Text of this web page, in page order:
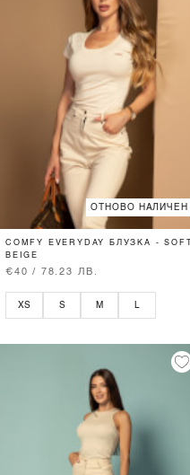
ОТНОВО НАЛИЧЕН
COMFY EVERYDAY БЛУЗКА - SOFT
BEIGE
€40 / 78.23 ЛВ.
XS S M L